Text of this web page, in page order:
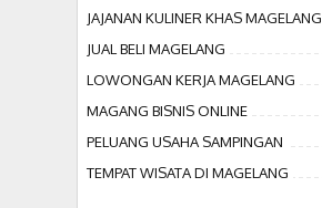
JAJANAN KULINER KHAS MAGELANG
JUAL BELI MAGELANG
LOWONGAN KERJA MAGELANG
MAGANG BISNIS ONLINE
PELUANG USAHA SAMPINGAN
TEMPAT WISATA DI MAGELANG